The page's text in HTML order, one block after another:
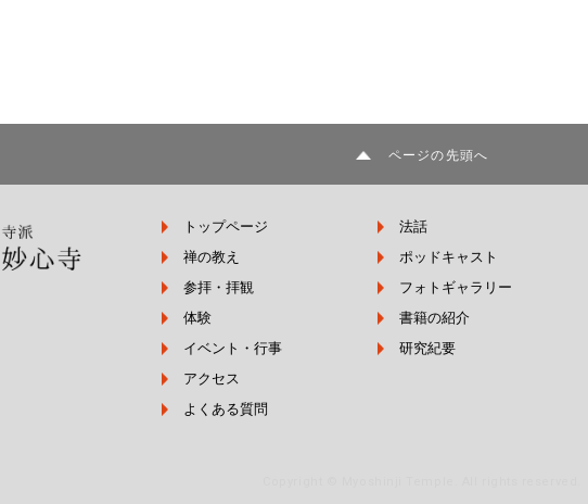
ページの先頭へ
トップページ
禅の教え
参拝・拝観
体験
イベント・行事
アクセス
よくある質問
法話
ポッドキャスト
フォトギャラリー
書籍の紹介
研究紀要